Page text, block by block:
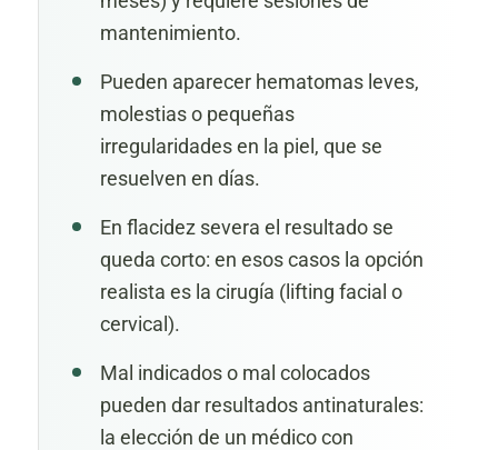
mantenimiento.
Pueden aparecer hematomas leves,
molestias o pequeñas
irregularidades en la piel, que se
resuelven en días.
En flacidez severa el resultado se
queda corto: en esos casos la opción
realista es la cirugía (lifting facial o
cervical).
Mal indicados o mal colocados
pueden dar resultados antinaturales:
la elección de un médico con